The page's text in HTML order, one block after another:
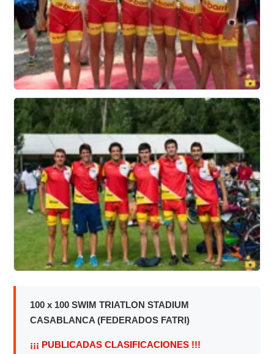
100 x 100 SWIM TRIATLON STADIUM
CASABLANCA (FEDERADOS FATRI)
¡¡¡ PUBLICADAS CLASIFICACIONES !!!